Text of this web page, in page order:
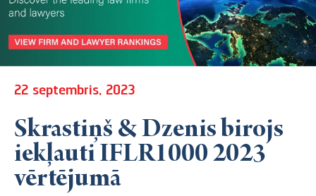
22 septembris, 2023
Skrastiņš & Dzenis birojs
iekļauti IFLR1000 2023
vērtējumā